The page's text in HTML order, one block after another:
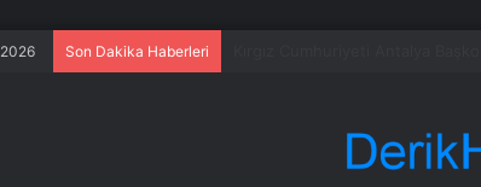
Son Dakika Haberleri